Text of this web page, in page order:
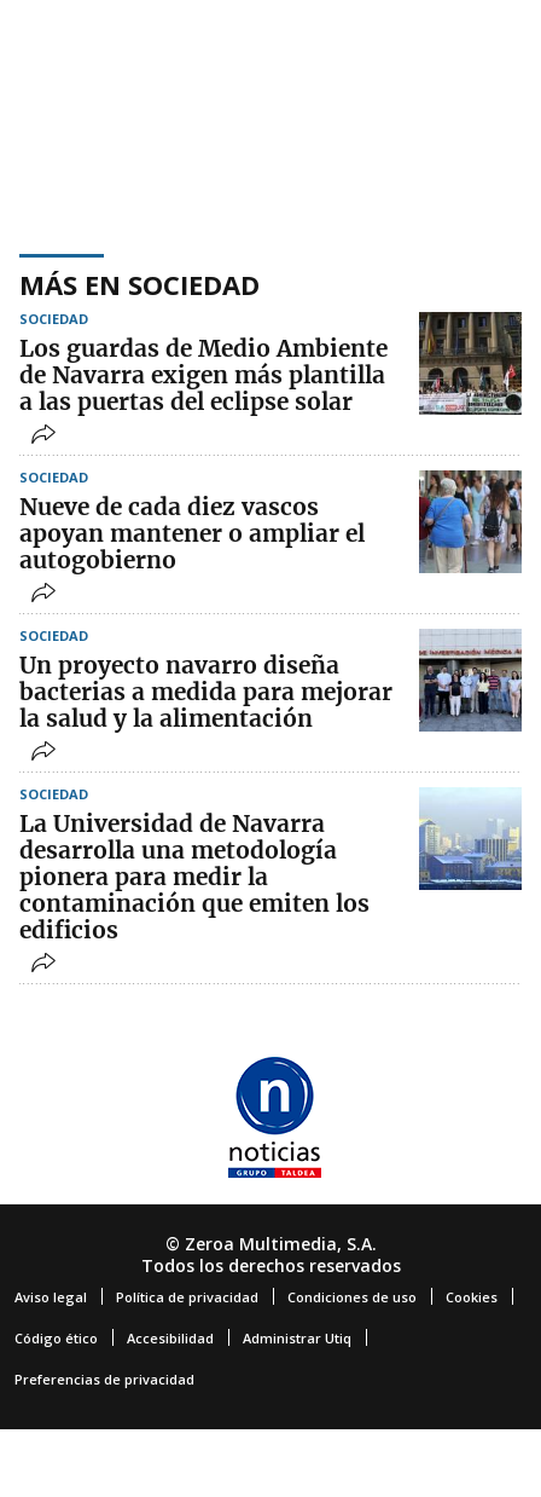
MÁS EN SOCIEDAD
SOCIEDAD
Los guardas de Medio Ambiente
de Navarra exigen más plantilla
a las puertas del eclipse solar
SOCIEDAD
Nueve de cada diez vascos
apoyan mantener o ampliar el
autogobierno
SOCIEDAD
Un proyecto navarro diseña
bacterias a medida para mejorar
la salud y la alimentación
SOCIEDAD
La Universidad de Navarra
desarrolla una metodología
pionera para medir la
contaminación que emiten los
edificios
© Zeroa Multimedia, S.A.
Todos los derechos reservados
Aviso legal Política de privacidad Condiciones de uso Cookies
Código ético Accesibilidad Administrar Utiq
Preferencias de privacidad